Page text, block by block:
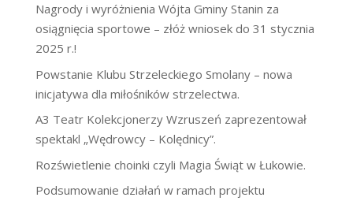
Nagrody i wyróżnienia Wójta Gminy Stanin za
osiągnięcia sportowe – złóż wniosek do 31 stycznia
2025 r.!
Powstanie Klubu Strzeleckiego Smolany – nowa
inicjatywa dla miłośników strzelectwa.
A3 Teatr Kolekcjonerzy Wzruszeń zaprezentował
spektakl „Wędrowcy – Kolędnicy”.
Rozświetlenie choinki czyli Magia Świąt w Łukowie.
Podsumowanie działań w ramach projektu